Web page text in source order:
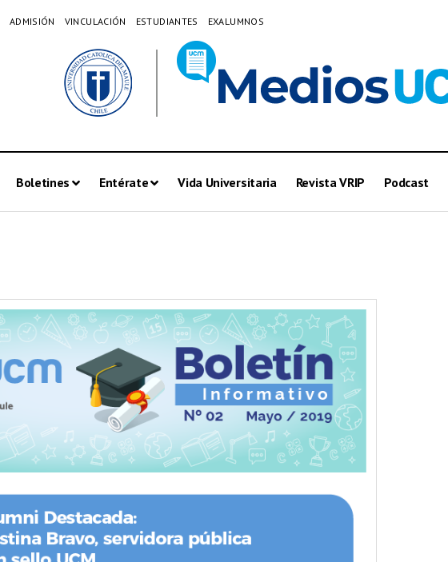
ADMISIÓN VINCULACIÓN ESTUDIANTES EXALUMNOS
Boletines Entérate Vida Universitaria Revista VRIP Podcast